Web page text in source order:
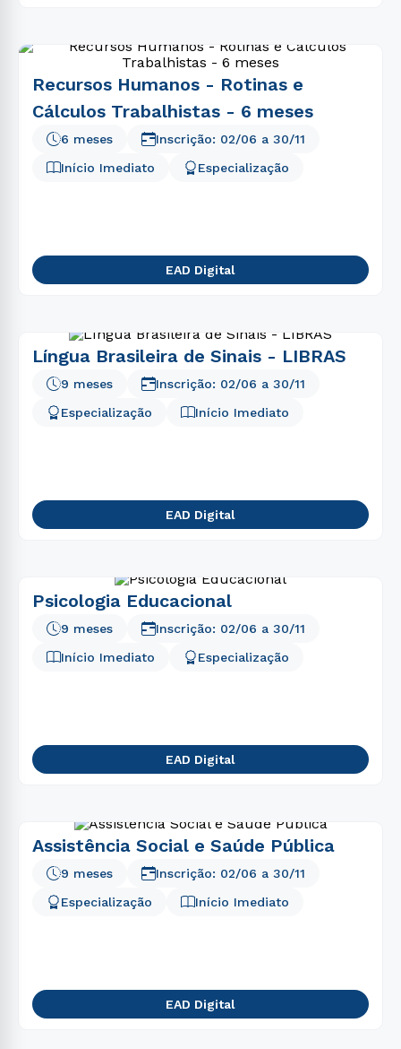
Recursos Humanos - Rotinas e
Cálculos Trabalhistas - 6 meses
6 meses
Início Imediato
Especialização
Inscrição: 02/06 a 30/11
EAD Digital
Língua Brasileira de Sinais - LIBRAS
Especialização Início Imediato
9 meses Inscrição: 02/06 a 30/11
EAD Digital
Psicologia Educacional
Início Imediato
9 meses
Especialização
Inscrição: 02/06 a 30/11
EAD Digital
Assistência Social e Saúde Pública
Especialização Início Imediato
9 meses Inscrição: 02/06 a 30/11
EAD Digital